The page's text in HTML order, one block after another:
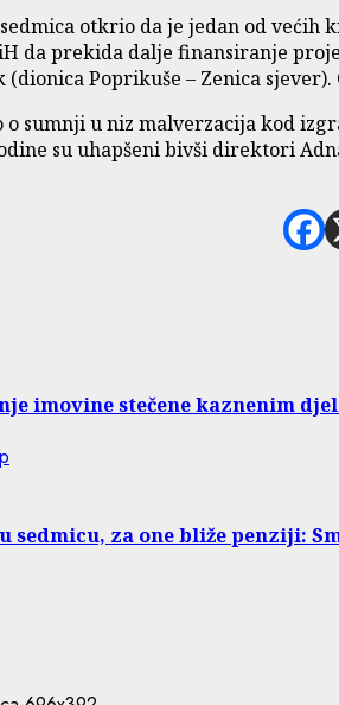
otkrio da je jedan od
da prekida dalje finansiranje
Poprikuše – Zenica
o sumnji u niz malverzacija kod
su uhapšeni bivši direktori
imovine stečene kaznenim
za one bliže penziji: